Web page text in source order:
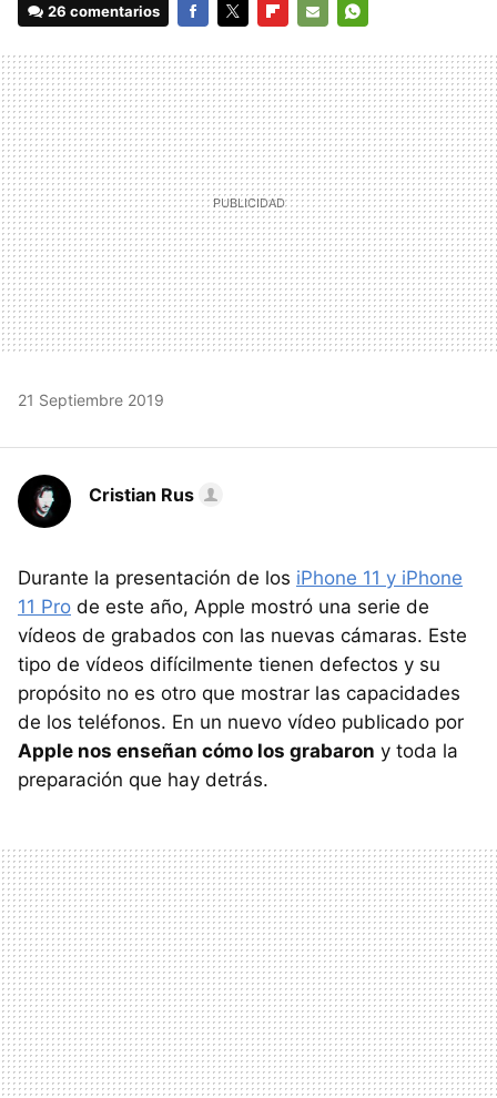
26 comentarios
MAIL
21 Septiembre 2019
Cristian Rus
Durante la presentación de los iPhone 11 y iPhone
11 Pro de este año, Apple mostró una serie de
vídeos de grabados con las nuevas cámaras. Este
tipo de vídeos difícilmente tienen defectos y su
propósito no es otro que mostrar las capacidades
de los teléfonos. En un nuevo vídeo publicado por
Apple nos enseñan cómo los grabaron y toda la
preparación que hay detrás.